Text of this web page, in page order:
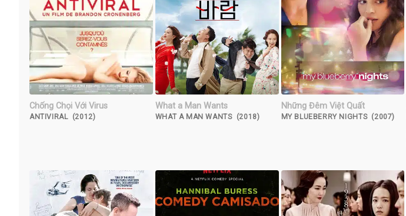
Chống Chọi Với Virus
ANTIVIRAL (2012)
What a Man Wants
WHAT A MAN WANTS (2018)
Những Đêm Việt Quất
MY BLUEBERRY NIGHTS (2007)